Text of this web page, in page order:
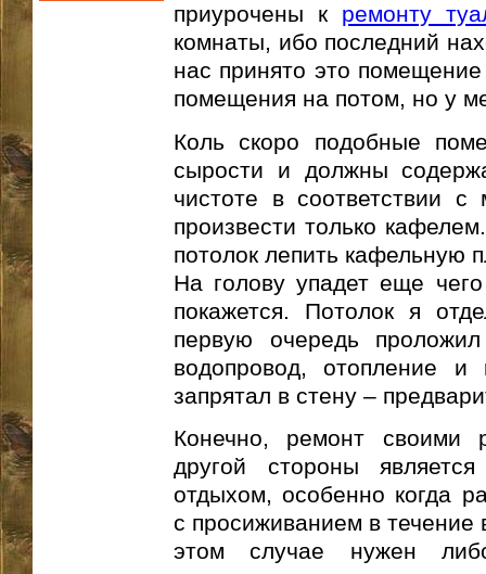
приурочены к ремонту
комнаты, ибо последний
нас принято это
помещения на потом, но у
Коль скоро подобные
сырости и должны
чистоте в соответствии
произвести только
потолок лепить кафельную
На голову упадет еще
покажется. Потолок я
первую очередь проложил
водопровод, отопление и
запрятал в стену –
Конечно, ремонт своими
другой стороны
отдыхом, особенно когда
с просиживанием в течение
этом случае нужен